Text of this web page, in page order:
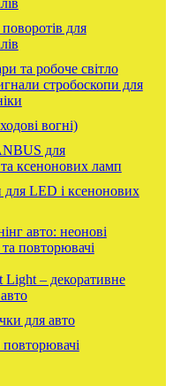
для
та робоче світло
стробоскопи для
вогні)
для
та ксенонових ламп
для LED і ксенонових
авто: неонові
повторювачі
– декоративне
для авто
повторювачі